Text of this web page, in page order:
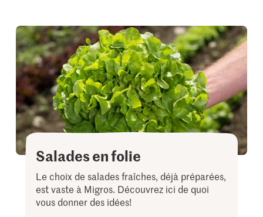
Salades en folie
Le choix de salades fraîches, déjà préparées,
est vaste à Migros. Découvrez ici de quoi
vous donner des idées!